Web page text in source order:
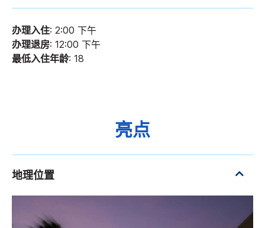
办理入住: 2:00 下午
办理退房: 12:00 下午
最低入住年龄: 18
亮点